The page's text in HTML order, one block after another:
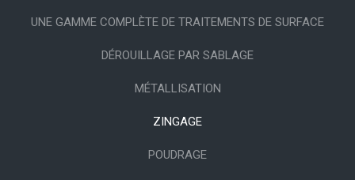
UNE GAMME COMPLÈTE DE TRAITEMENTS DE SURFACE
DÉROUILLAGE PAR SABLAGE
MÉTALLISATION
ZINGAGE
POUDRAGE